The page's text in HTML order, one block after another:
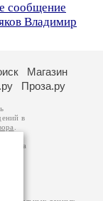
сообщение
Владимир
Магазин
Проза.ру
в
за